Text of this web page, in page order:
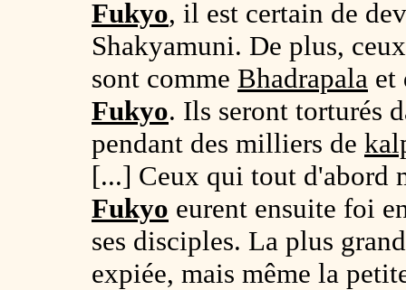
Fukyo, il est certain de
Shakyamuni. De plus,
sont comme Bhadrapala et
Fukyo. Ils seront torturés
pendant des milliers de
[...] Ceux qui tout d'abord
Fukyo eurent ensuite foi
ses disciples. La plus
expiée, mais même la